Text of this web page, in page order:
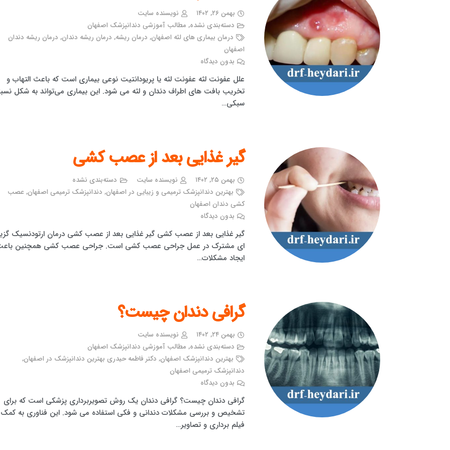
بهمن ۲۶, ۱۴۰۲
نویسنده سایت
دسته‌بندی نشده, مطالب آموزشی دندانپزشک اصفهان
درمان بیماری های لثه اصفهان, درمان ریشه, درمان ریشه دندان, درمان ریشه دندان
اصفهان
بدون دیدگاه
علل عفونت لثه عفونت لثه یا پریودانتیت نوعی بیماری است که باعث التهاب و
تخریب بافت های اطراف دندان و لثه می شود. این بیماری می‌تواند به شکل
سبکی…
گیر غذایی بعد از عصب کشی
بهمن ۲۵, ۱۴۰۲ نویسنده سایت
دسته‌بندی نشده
بهترین دندانپزشک ترمیمی و زیبایی در اصفهان, دندانپزشک ترمیمی اصفهان,عصب
کشی دندان اصفهان
بدون دیدگاه
گیر غذایی بعد از عصب کشی گیر غذایی بعد از عصب کشی درمان ارتودنسیک
ای مشترک در عمل جراحی عصب کشی است. جراحی عصب کشی همچنین
ایجاد مشکلات…
گرافی دندان چیست؟
بهمن ۲۴, ۱۴۰۲
نویسنده سایت
دسته‌بندی نشده, مطالب آموزشی دندانپزشک اصفهان
بهترین دندانپزشک اصفهان, دکتر فاطمه حیدری بهترین دندانپزشک در اصفهان,
دندانپزشک ترمیمی اصفهان
بدون دیدگاه
گرافی دندان چیست؟ گرافی دندان یک روش تصویربرداری پزشکی است که برای
تشخیص و بررسی مشکلات دندانی و فکی استفاده می شود. این فناوری به کمک
فیلم برداری و تصاویر…